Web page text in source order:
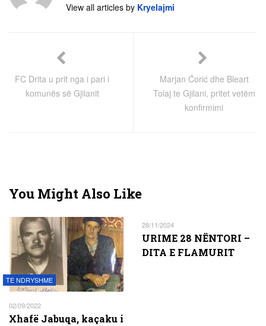
View all articles by Kryelajmi
FC Drita u prit nga i pari i
komunës së Gjilanit
Marjan Ćorić dhe Bleart
Tolaj te Gjilani, pritet vetëm
konfirmimi
You Might Also Like
TE NDRYSHME
02/09/2022
Xhafё Jabuqa, kaçaku i
28/11/2024
URIME 28 NËNTORI –
DITA E FLAMURIT